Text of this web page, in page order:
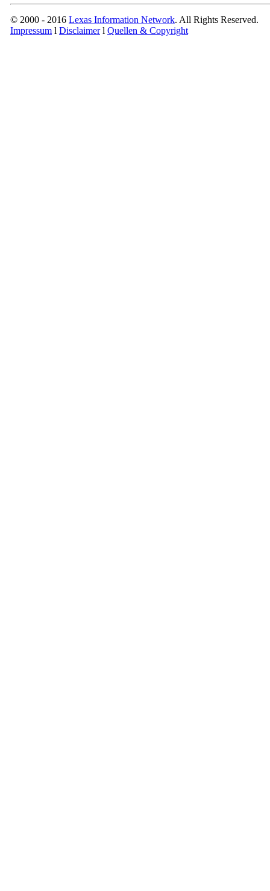
© 2000 - 2016 Lexas Information Network. All Rights Reserved.
Impressum l Disclaimerl Quellen & Copyright